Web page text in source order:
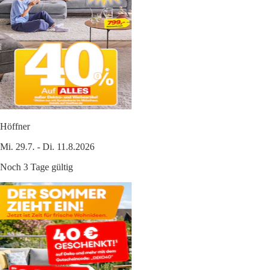
Höffner
Mi. 29.7. - Di. 11.8.2026
Noch 3 Tage gültig